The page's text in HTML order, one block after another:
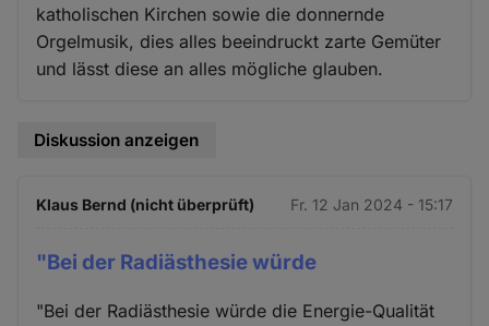
katholischen Kirchen sowie die donnernde
Orgelmusik, dies alles beeindruckt zarte Gemüter
und lässt diese an alles mögliche glauben.
Diskussion anzeigen
Klaus Bernd (nicht überprüft) Fr. 12 Jan 2024 - 15:17
"Bei der Radiästhesie würde
"Bei der Radiästhesie würde die Energie-Qualität